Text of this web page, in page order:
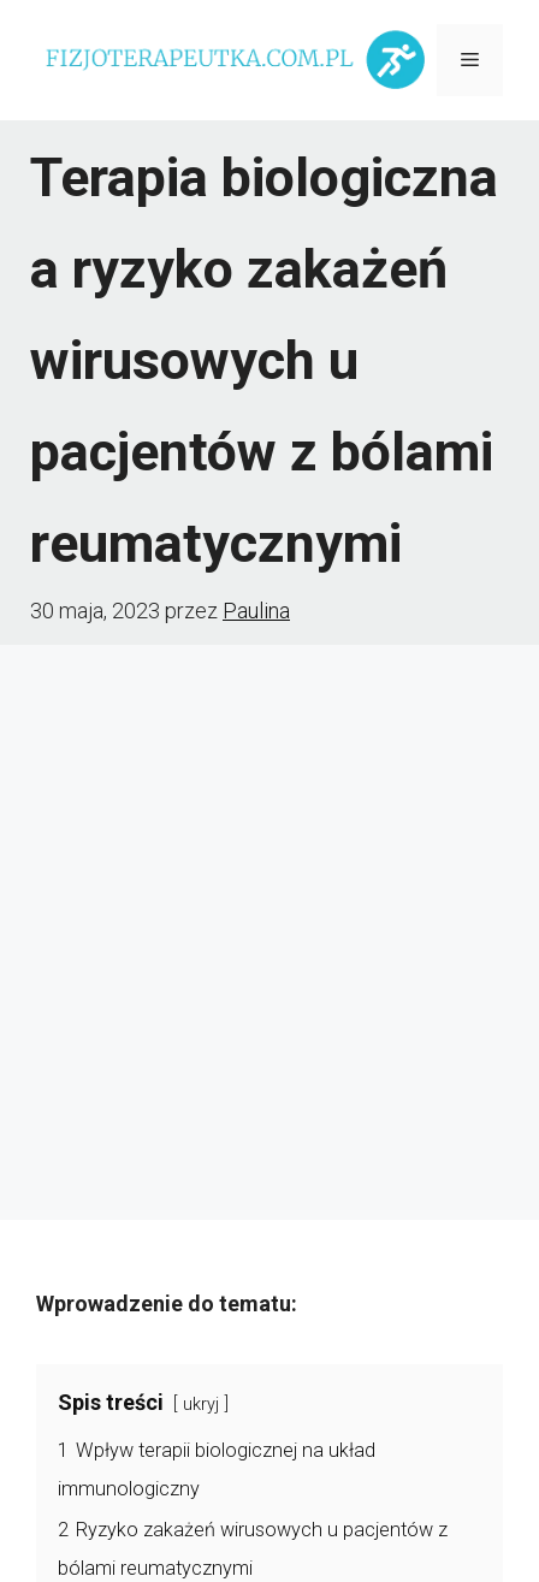
Menu
Terapia biologiczna
a ryzyko zakażeń
wirusowych u
pacjentów z bólami
reumatycznymi
30 maja, 2023 przez Paulina
Wprowadzenie do tematu:
Spis treści ukryj
1 Wpływ terapii biologicznej na układ
immunologiczny
2 Ryzyko zakażeń wirusowych u pacjentów z
bólami reumatycznymi